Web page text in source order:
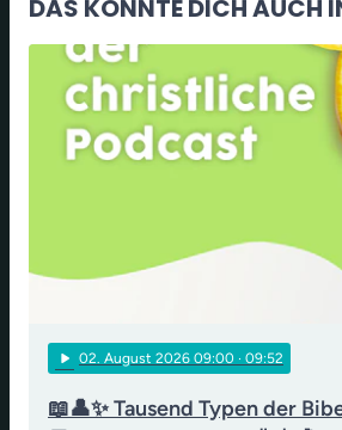
DAS KÖNNTE DICH AUCH
play_arrow 02. August 2026 09:00 · 09:52
📖👤✨ Tausend Typen der